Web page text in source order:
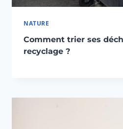
NATURE
Comment trier ses
recyclage ?